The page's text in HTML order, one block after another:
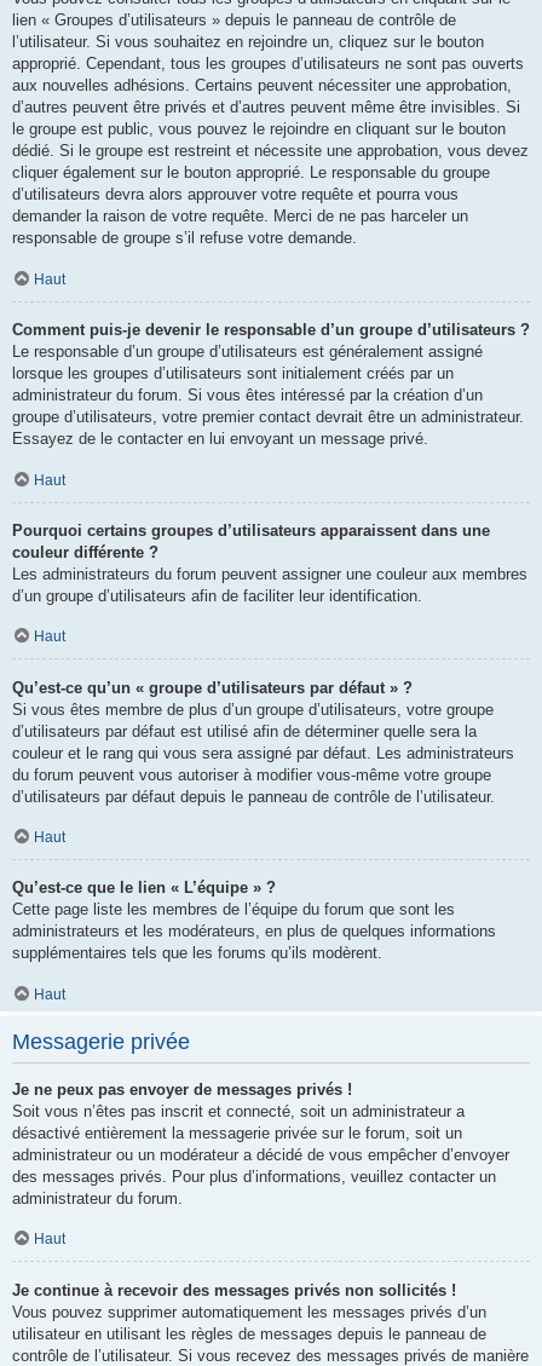
lien « Groupes d’utilisateurs » depuis le panneau de contrôle de
l’utilisateur. Si vous souhaitez en rejoindre un, cliquez sur le bouton
approprié. Cependant, tous les groupes d’utilisateurs ne sont pas ouverts
aux nouvelles adhésions. Certains peuvent nécessiter une approbation,
d’autres peuvent être privés et d’autres peuvent même être invisibles. Si
le groupe est public, vous pouvez le rejoindre en cliquant sur le bouton
dédié. Si le groupe est restreint et nécessite une approbation, vous devez
cliquer également sur le bouton approprié. Le responsable du groupe
d’utilisateurs devra alors approuver votre requête et pourra vous
demander la raison de votre requête. Merci de ne pas harceler un
responsable de groupe s’il refuse votre demande.
Haut
Comment puis-je devenir le responsable d’un groupe d’utilisateurs ?
Le responsable d’un groupe d’utilisateurs est généralement assigné
lorsque les groupes d’utilisateurs sont initialement créés par un
administrateur du forum. Si vous êtes intéressé par la création d’un
groupe d’utilisateurs, votre premier contact devrait être un administrateur.
Essayez de le contacter en lui envoyant un message privé.
Haut
Pourquoi certains groupes d’utilisateurs apparaissent dans une
couleur différente ?
Les administrateurs du forum peuvent assigner une couleur aux membres
d’un groupe d’utilisateurs afin de faciliter leur identification.
Haut
Qu’est-ce qu’un « groupe d’utilisateurs par défaut » ?
Si vous êtes membre de plus d’un groupe d’utilisateurs, votre groupe
d’utilisateurs par défaut est utilisé afin de déterminer quelle sera la
couleur et le rang qui vous sera assigné par défaut. Les administrateurs
du forum peuvent vous autoriser à modifier vous-même votre groupe
d’utilisateurs par défaut depuis le panneau de contrôle de l’utilisateur.
Haut
Qu’est-ce que le lien « L’équipe » ?
Cette page liste les membres de l’équipe du forum que sont les
administrateurs et les modérateurs, en plus de quelques informations
supplémentaires tels que les forums qu’ils modèrent.
Haut
Messagerie privée
Je ne peux pas envoyer de messages privés !
Soit vous n’êtes pas inscrit et connecté, soit un administrateur a
désactivé entièrement la messagerie privée sur le forum, soit un
administrateur ou un modérateur a décidé de vous empêcher d’envoyer
des messages privés. Pour plus d’informations, veuillez contacter un
administrateur du forum.
Haut
Je continue à recevoir des messages privés non sollicités !
Vous pouvez supprimer automatiquement les messages privés d’un
utilisateur en utilisant les règles de messages depuis le panneau de
contrôle de l’utilisateur. Si vous recevez des messages privés de manière